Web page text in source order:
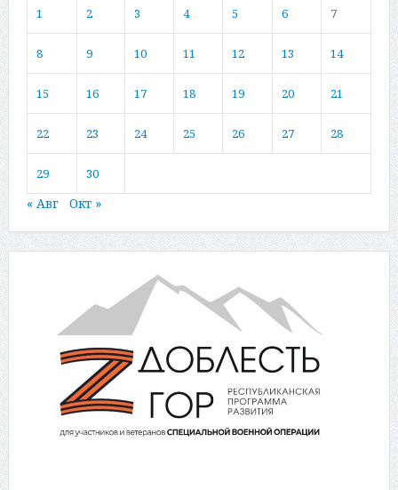
1 2 3 4 5 6 7
8 9 10 11 12 13 14
15 16 17 18 19 20 21
22 23 24 25 26 27 28
29 30
« Авг Окт »